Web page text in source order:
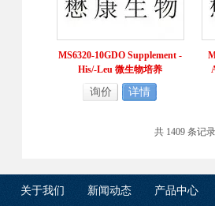
MS6320-10GDO Supplement -
His/-Leu 微生物培养
询价 详情
共 1409 条记
关于我们 新闻动态 产品中心